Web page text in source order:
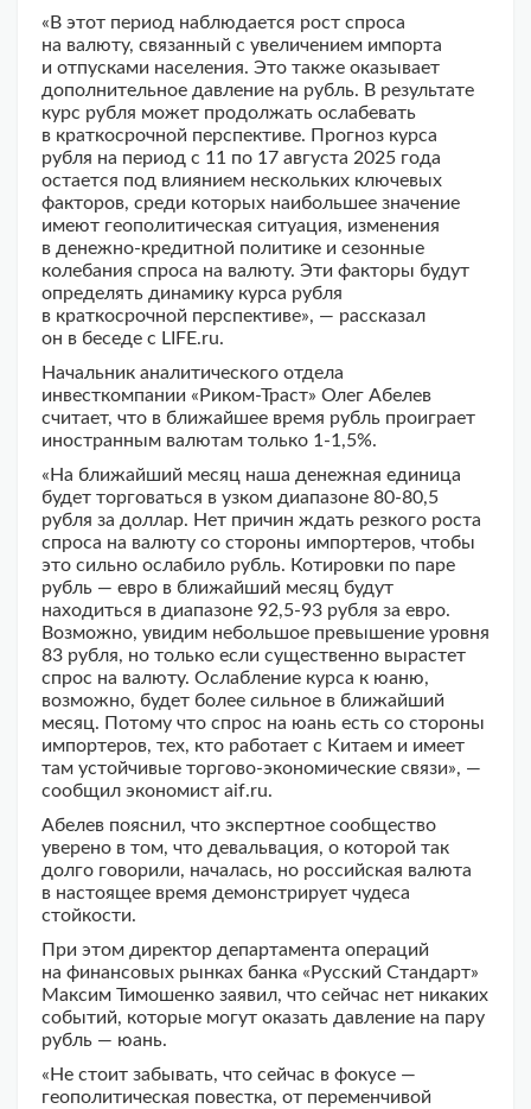
«В этот период наблюдается рост спроса
на валюту, связанный с увеличением импорта
и отпусками населения. Это также оказывает
дополнительное давление на рубль. В результате
курс рубля может продолжать ослабевать
в краткосрочной перспективе. Прогноз курса
рубля на период с 11 по 17 августа 2025 года
остается под влиянием нескольких ключевых
факторов, среди которых наибольшее значение
имеют геополитическая ситуация, изменения
в денежно-кредитной политике и сезонные
колебания спроса на валюту. Эти факторы будут
определять динамику курса рубля
в краткосрочной перспективе», — рассказал
он в беседе с LIFE.ru.
Начальник аналитического отдела
инвесткомпании «Риком-Траст» Олег Абелев
считает, что в ближайшее время рубль проиграет
иностранным валютам только 1-1,5%.
«На ближайший месяц наша денежная единица
будет торговаться в узком диапазоне 80-80,5
рубля за доллар. Нет причин ждать резкого роста
спроса на валюту со стороны импортеров, чтобы
это сильно ослабило рубль. Котировки по паре
рубль — евро в ближайший месяц будут
находиться в диапазоне 92,5-93 рубля за евро.
Возможно, увидим небольшое превышение уровня
83 рубля, но только если существенно вырастет
спрос на валюту. Ослабление курса к юаню,
возможно, будет более сильное в ближайший
месяц. Потому что спрос на юань есть со стороны
импортеров, тех, кто работает с Китаем и имеет
там устойчивые торгово-экономические связи», —
сообщил экономист aif.ru.
Абелев пояснил, что экспертное сообщество
уверено в том, что девальвация, о которой так
долго говорили, началась, но российская валюта
в настоящее время демонстрирует чудеса
стойкости.
При этом директор департамента операций
на финансовых рынках банка «Русский Стандарт»
Максим Тимошенко заявил, что сейчас нет никаких
событий, которые могут оказать давление на пару
рубль — юань.
«Не стоит забывать, что сейчас в фокусе —
геополитическая повестка, от переменчивой